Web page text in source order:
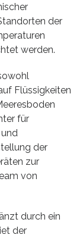
der
werden.
Flüssigkeiten
für
der
zur
von
durch ein
der